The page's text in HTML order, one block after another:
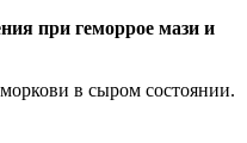
при геморрое мази и
в сыром состоянии.